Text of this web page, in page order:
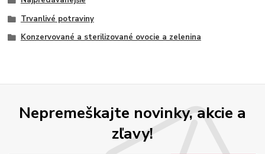
Trvanlivé potraviny
Konzervované a sterilizované ovocie a zelenina
Nepremeškajte novinky, akcie a
zľavy!